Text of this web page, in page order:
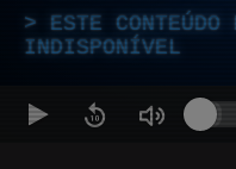
ESTE CONTEÚDO
INDISPONÍVEL